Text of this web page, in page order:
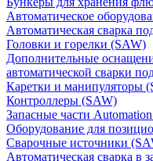
Автоматическое
Автоматическая сварка
Головки и горелки (SAW)
Дополнительные
автоматической сварки
Каретки и манипуляторы
Контроллеры (SAW)
Запасные части
Оборудование для
Сварочные источники
Автоматическая сварка в